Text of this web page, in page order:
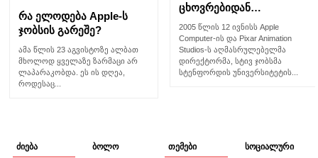
რა ელოდება Apple-ს
ჯობსის გარეშე?
ამა წლის 23 აგვისტოზე ალბათ
მხოლოდ ყველაზე ზარმაცი არ
ლაპარაკობდა. ეს ის დღეა,
როდესაც...
ცხოვრებიდან…
2005 წლის 12 ივნისს Apple
Computer-ის და Pixar Animation
Studios-ს აღმასრულებელმა
დირექტორმა, სტივ ჯობსმა
სტენფორდის უნივერსიტეტის...
ძიება
ბოლო
თემები
სოციალური